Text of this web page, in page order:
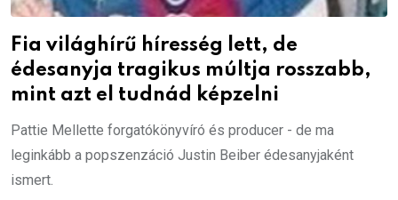
Fia világhírű híresség lett, de
édesanyja tragikus múltja rosszabb,
mint azt el tudnád képzelni
Pattie Mellette forgatókönyvíró és producer - de ma
leginkább a popszenzáció Justin Beiber édesanyjaként
ismert.